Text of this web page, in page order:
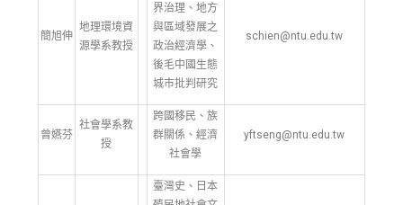
簡旭伸
地理環境資
源學系教授
界治理、地方
與區域發展之
政治經濟學、
後毛中國生態
城市批判研究
schien@ntu.edu.tw
曾嬿芬
社會學系教
授
跨國移民、族
群關係、經濟
社會學
yftseng@ntu.edu.tw
臺灣史、日本